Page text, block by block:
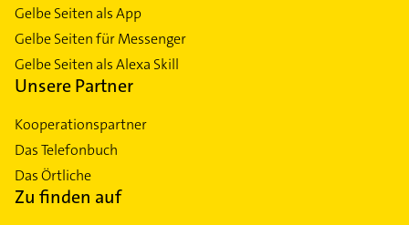
Gelbe Seiten als App
Gelbe Seiten für Messenger
Gelbe Seiten als Alexa Skill
Unsere Partner
Kooperationspartner
Das Telefonbuch
Das Örtliche
Zu finden auf